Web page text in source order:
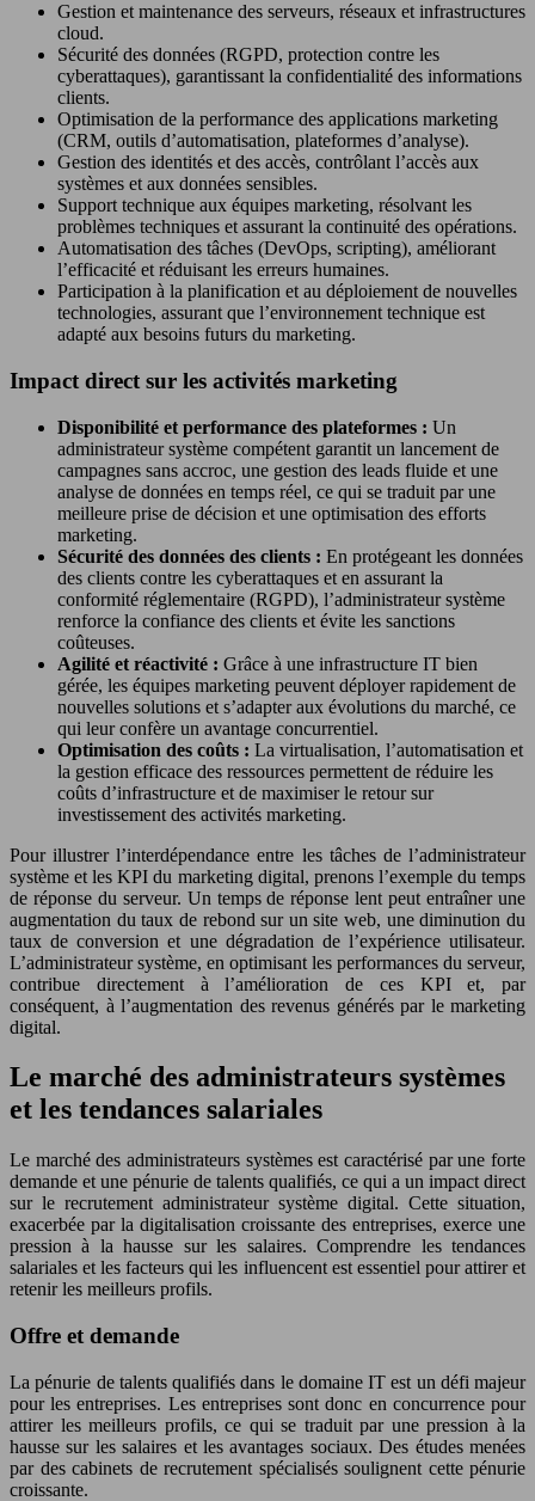
Gestion et maintenance des serveurs, réseaux et infrastructures
cloud.
Sécurité des données (RGPD, protection contre les
cyberattaques), garantissant la confidentialité des informations
clients.
Optimisation de la performance des applications marketing
(CRM, outils d’automatisation, plateformes d’analyse).
Gestion des identités et des accès, contrôlant l’accès aux
systèmes et aux données sensibles.
Support technique aux équipes marketing, résolvant les
problèmes techniques et assurant la continuité des opérations.
Automatisation des tâches (DevOps, scripting), améliorant
l’efficacité et réduisant les erreurs humaines.
Participation à la planification et au déploiement de nouvelles
technologies, assurant que l’environnement technique est
adapté aux besoins futurs du marketing.
Impact direct sur les activités marketing
Disponibilité et performance des plateformes : Un
administrateur système compétent garantit un lancement de
campagnes sans accroc, une gestion des leads fluide et une
analyse de données en temps réel, ce qui se traduit par une
meilleure prise de décision et une optimisation des efforts
marketing.
Sécurité des données des clients : En protégeant les données
des clients contre les cyberattaques et en assurant la
conformité réglementaire (RGPD), l’administrateur système
renforce la confiance des clients et évite les sanctions
coûteuses.
Agilité et réactivité : Grâce à une infrastructure IT bien
gérée, les équipes marketing peuvent déployer rapidement de
nouvelles solutions et s’adapter aux évolutions du marché, ce
qui leur confère un avantage concurrentiel.
Optimisation des coûts : La virtualisation, l’automatisation et
la gestion efficace des ressources permettent de réduire les
coûts d’infrastructure et de maximiser le retour sur
investissement des activités marketing.
Pour illustrer l’interdépendance entre les tâches de l’administrateur
système et les KPI du marketing digital, prenons l’exemple du temps
de réponse du serveur. Un temps de réponse lent peut entraîner une
augmentation du taux de rebond sur un site web, une diminution du
taux de conversion et une dégradation de l’expérience utilisateur.
L’administrateur système, en optimisant les performances du serveur,
contribue directement à l’amélioration de ces KPI et, par
conséquent, à l’augmentation des revenus générés par le marketing
digital.
Le marché des administrateurs systèmes
et les tendances salariales
Le marché des administrateurs systèmes est caractérisé par une forte
demande et une pénurie de talents qualifiés, ce qui a un impact direct
sur le recrutement administrateur système digital. Cette situation,
exacerbée par la digitalisation croissante des entreprises, exerce une
pression à la hausse sur les salaires. Comprendre les tendances
salariales et les facteurs qui les influencent est essentiel pour attirer et
retenir les meilleurs profils.
Offre et demande
La pénurie de talents qualifiés dans le domaine IT est un défi majeur
pour les entreprises. Les entreprises sont donc en concurrence pour
attirer les meilleurs profils, ce qui se traduit par une pression à la
hausse sur les salaires et les avantages sociaux. Des études menées
par des cabinets de recrutement spécialisés soulignent cette pénurie
croissante.